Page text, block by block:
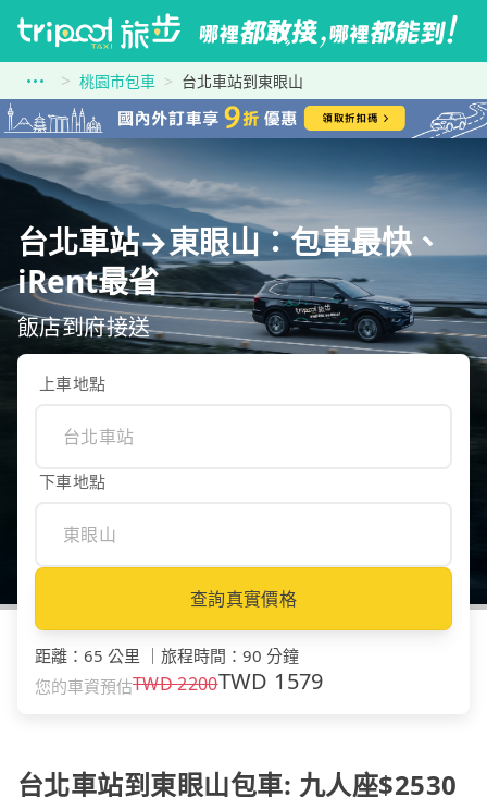
桃園市包車 台北車站到東眼山
台北車站→東眼山：包車最快、
iRent最省
飯店到府接送
上車地點
下車地點
查詢真實價格
距離 ： 65 公里 旅程時間 ： 90 分鐘
您的車資預估TWD2200TWD 1579
台北車站到東眼山包車: 九人座$2530